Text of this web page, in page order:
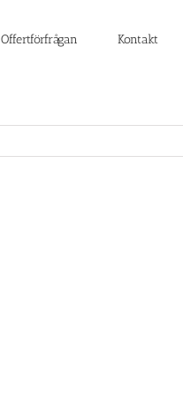
Offertförfrågan Kontakt